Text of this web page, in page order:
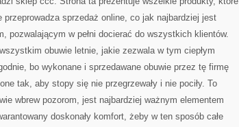
sprzedaż online, co jak najbardziej jest
pozwalającym w pełni docierać do wszystkich klientów.
obuwie letnie, jakie zezwala w tym ciepłym
bo wykonane i sprzedawane obuwie przez tę firmę
tak, aby stopy się nie przegrzewały i nie pociły. To
wbrew pozorom, jest najbardziej ważnym elementem
doskonały komfort, żeby w ten sposób całe